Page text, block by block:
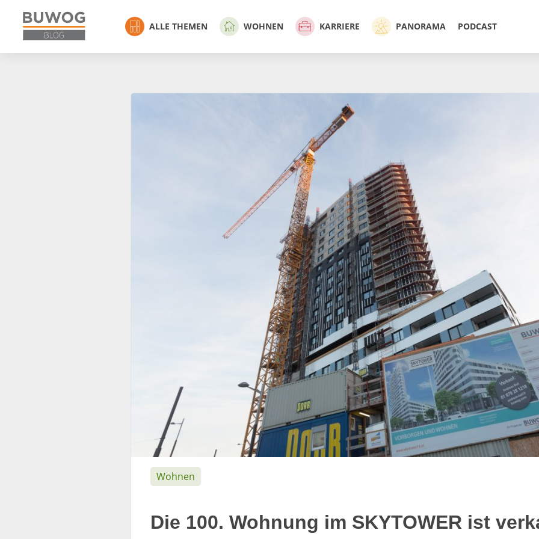
ALLE THEMEN WOHNEN KARRIERE PANORAMA PODCAST
Wohnen
Die 100. Wohnung im SKYTOWER ist